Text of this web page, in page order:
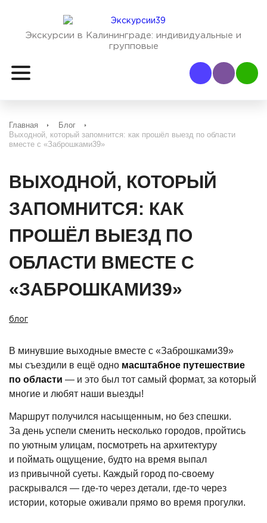
Экскурсии в Калининграде: индивидуальные и
групповые
Наш Viber
Наш
Главная
Блог
Выходной, который запомнится: как прошёл выезд по области
вместе с «Заброшками39»
ВЫХОДНОЙ, КОТОРЫЙ
ЗАПОМНИТСЯ: КАК
ПРОШЁЛ ВЫЕЗД ПО
ОБЛАСТИ ВМЕСТЕ С
«ЗАБРОШКАМИ39»
блог
В минувшие выходные вместе с «Заброшками39»
мы съездили в ещё одно масштабное путешествие
по области — и это был тот самый формат, за который
многие и любят наши выезды!
Маршрут получился насыщенным, но без спешки.
За день успели сменить несколько городов, пройтись
по уютным улицам, посмотреть на архитектуру
и поймать ощущение, будто на время выпал
из привычной суеты. Каждый город по-своему
раскрывался — где-то через детали, где-то через
истории, которые оживали прямо во время прогулки.